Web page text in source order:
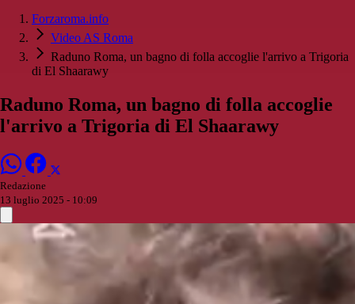
Forzaroma.info
Video AS Roma
Raduno Roma, un bagno di folla accoglie l'arrivo a Trigoria
di El Shaarawy
Raduno Roma, un bagno di folla accoglie
l'arrivo a Trigoria di El Shaarawy
Redazione
13 luglio 2025 - 10:09